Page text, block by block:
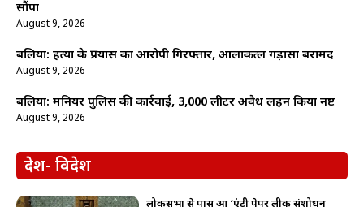
सौंपा
August 9, 2026
बलिया: हत्या के प्रयास का आरोपी गिरफ्तार, आलाकत्ल गड़ासा बरामद
August 9, 2026
बलिया: मनियर पुलिस की कार्रवाई, 3,000 लीटर अवैध लहन किया नष्ट
August 9, 2026
देश- विदेश